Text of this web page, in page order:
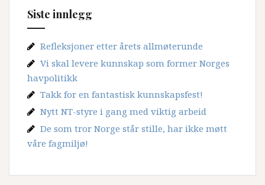
Siste innlegg
Refleksjoner etter årets allmøterunde
Vi skal levere kunnskap som former Norges
havpolitikk
Takk for en fantastisk kunnskapsfest!
Nytt NT-styre i gang med viktig arbeid
De som tror Norge står stille, har ikke møtt
våre fagmiljø!